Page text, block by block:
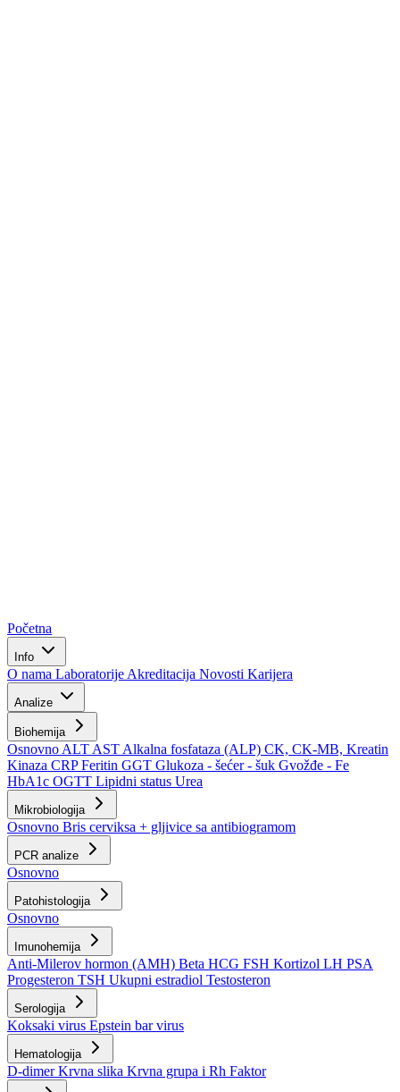
Početna
Info
O nama Laboratorije Akreditacija Novosti Karijera
Analize
Biohemija
Osnovno ALT AST Alkalna fosfataza (ALP) CK, CK-MB, Kreatin
Kinaza CRPFeritin GGT Glukoza - šećer - šuk Gvožđe - Fe
HbA1c OGTT Lipidni status Urea
Mikrobiologija
Osnovno Bris cerviksa + gljivice sa antibiogramom
PCR analize
Osnovno
Patohistologija
Osnovno
Imunohemija
Anti-Milerov hormon (AMH) Beta HCG FSH Kortizol LH PSA
Progesteron TSH Ukupni estradiol Testosteron
Serologija
Koksaki virus Epstein bar virus
Hematologija
D-dimerKrvna slika Krvna grupa i Rh Faktor